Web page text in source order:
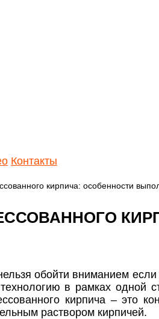
Контакты
кирпича: особенности
обойти вниманием
в рамках одной
кирпича – это
раствором кирпичей.